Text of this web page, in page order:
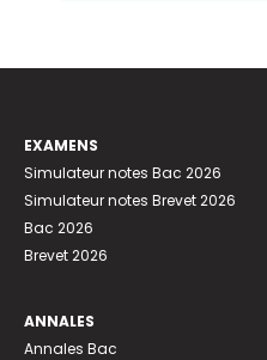
EXAMENS
Simulateur notes Bac 2026
Simulateur notes Brevet 2026
Bac 2026
Brevet 2026
ANNALES
Annales Bac